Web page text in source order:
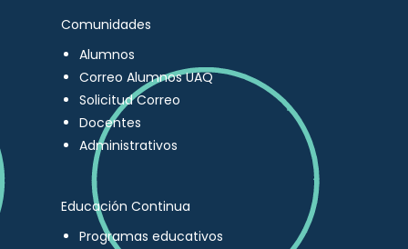
Comunidades
Alumnos
Correo Alumnos UAQ
Solicitud Correo
Docentes
Administrativos
Educación Continua
Programas educativos